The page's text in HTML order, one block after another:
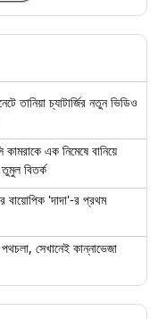
চ্যাটার্জির নতুন ভিডিও
এক নিমেষে বানিয়ে
বিতর্ক
'দাদা'-র প্রথম
সেখানেই কান্নাভেজা